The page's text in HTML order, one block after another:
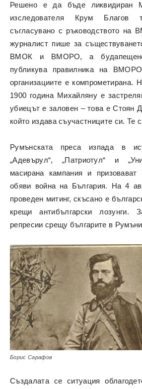
Решено е да бъде ликвидиран
изследователя Крум
съгласувано с ръководството на
журналист пише за
ВМОК и ВМОРО, а
публикува правилника на
организациите е
1900 година Михайляну е
убиецът е заловен – това е Стоян
който издава съучастниците си. Те
Румънската преса изпада в
„Адевърул“, „Патриотул“ и
масирана кампания и призовават
обяви война на България. На 4
проведен митинг, скъсано е
крещи антибългарски лозунги.
репресии срещу българите в
Борис Сарафов
Създалата се ситуация